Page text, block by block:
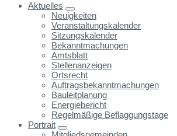
Aktuelles
Neuigkeiten
Veranstaltungskalender
Sitzungskalender
Bekanntmachungen
Amtsblatt
Stellenanzeigen
Ortsrecht
Auftragsbekanntmachungen
Bauleitplanung
Energiebericht
Regelmäßige Beflaggungstage
Portrait